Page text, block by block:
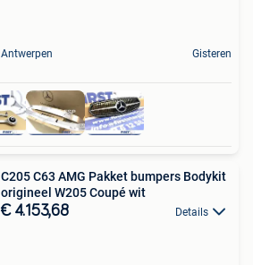
Antwerpen Gisteren
C205 C63 AMG Pakket bumpers Bodykit
origineel W205 Coupé wit
€ 4.153,68 Details